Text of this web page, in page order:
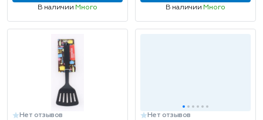
В наличии Много В наличии Много
Нет отзывов Нет отзывов